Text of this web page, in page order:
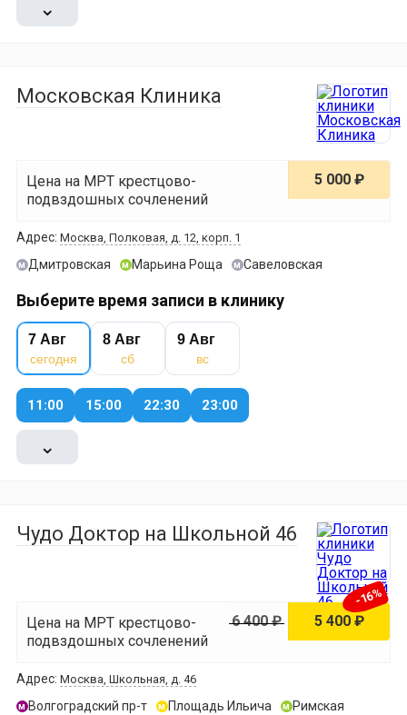
⌄
Московская Клиника
Цена на МРТ крестцово-
подвздошных сочленений
5 000 ₽
Адрес: Москва, Полковая, д. 12, корп. 1
м Дмитровская м Марьина Роща м Савеловская
Выберите время записи в клинику
7 Авг
сегодня
8 Авг
сб
9 Авг
вс
11:00 15:00 22:30 23:00
⌄
Чудо Доктор на Школьной 46
Цена на МРТ крестцово-
подвздошных сочленений
5 400 ₽
6 400 ₽
-16%
Адрес: Москва, Школьная, д. 46
м Волгоградский пр-т м Площадь Ильича м Римская